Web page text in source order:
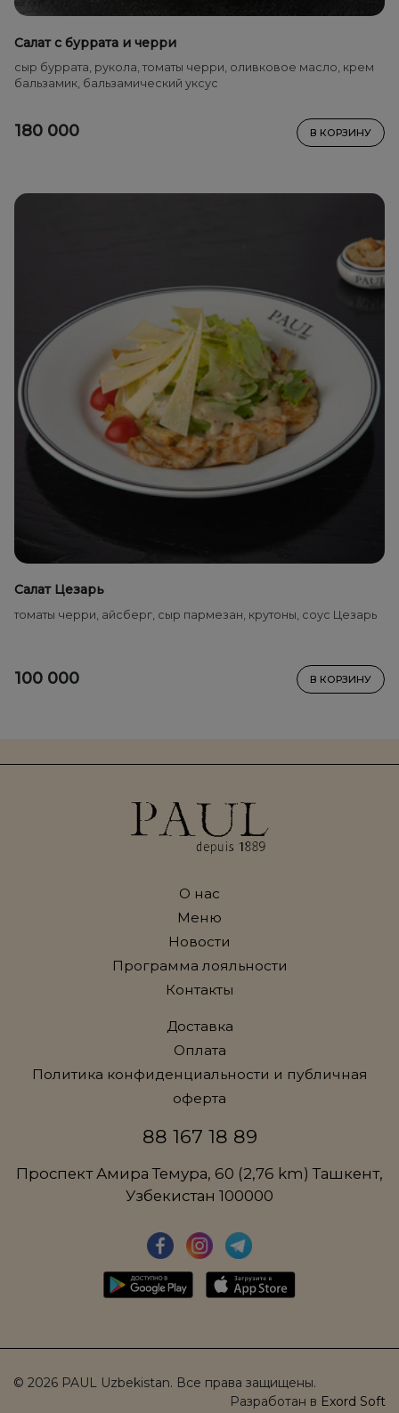
Салат с буррата и черри
сыр буррата, рукола, томаты черри, оливковое масло, крем
бальзамик, бальзамический уксус
180 000 В КОРЗИНУ
Салат Цезарь
томаты черри, айсберг, сыр пармезан, крутоны, соус Цезарь
100 000 В КОРЗИНУ
О нас
Меню
Новости
Программа лояльности
Контакты
Доставка
Оплата
Политика конфиденциальности и публичная
оферта
88 167 18 89
Проспект Амира Темура, 60 (2,76 km) Ташкент,
Узбекистан 100000
© 2026 PAUL Uzbekistan. Все права защищены.
Разработан в Exord Soft